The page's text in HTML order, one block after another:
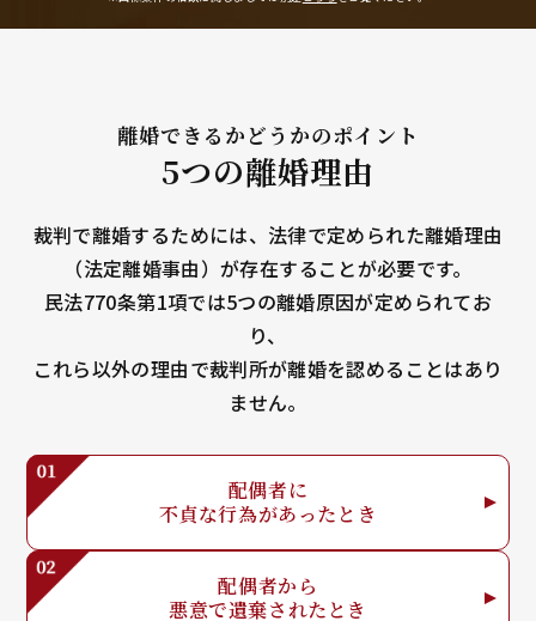
離婚できるかどうかのポイント
5つの離婚理由
裁判で離婚するためには、法律で定められた離婚理由
（法定離婚事由）が存在することが必要です。
民法770条第1項では5つの離婚原因が定められてお
り、
これら以外の理由で裁判所が離婚を認めることはあり
ません。
配偶者に
不貞な行為があったとき
配偶者から
悪意で遺棄されたとき